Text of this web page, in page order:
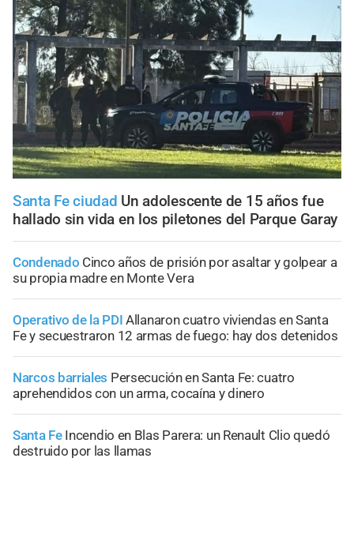
Santa Fe ciudad Un adolescente de 15 años fue
hallado sin vida en los piletones del Parque Garay
Condenado Cinco años de prisión por asaltar y golpear a
su propia madre en Monte Vera
Operativo de la PDI Allanaron cuatro viviendas en Santa
Fe y secuestraron 12 armas de fuego: hay dos detenidos
Narcos barriales Persecución en Santa Fe: cuatro
aprehendidos con un arma, cocaína y dinero
Santa Fe Incendio en Blas Parera: un Renault Clio quedó
destruido por las llamas